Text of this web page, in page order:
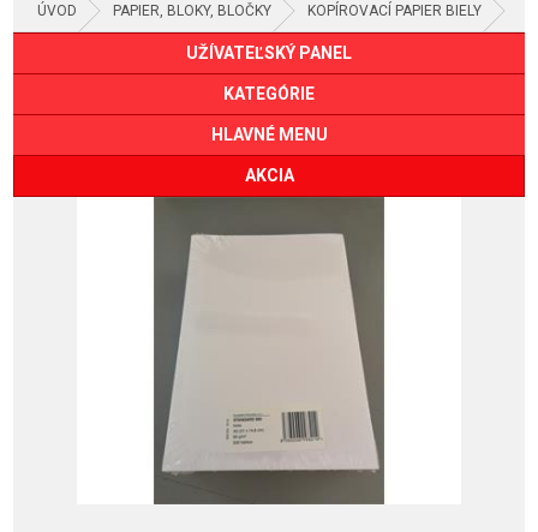
ÚVOD PAPIER, BLOKY, BLOČKY KOPÍROVACÍ PAPIER BIELY
UŽÍVATEĽSKÝ PANEL
KATEGÓRIE
HLAVNÉ MENU
AKCIA